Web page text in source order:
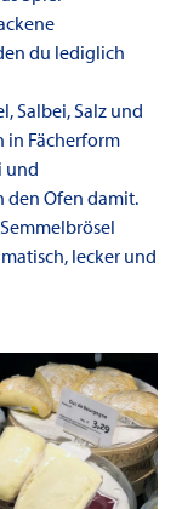
du lediglich
Salbei, Salz und
in Fächerform
und
den Ofen damit.
lecker und